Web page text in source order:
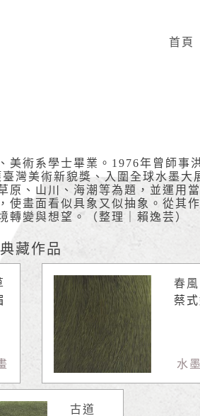
首頁
術系學士畢業。1976年曾師事
灣美術新貌獎、入圍全球水墨大
、山川、海潮等為題，並運用
畫面看似具象又似抽象。從其
變與想望。（整理｜賴逸芸）
典藏作品
春風
蔡式
水
古道